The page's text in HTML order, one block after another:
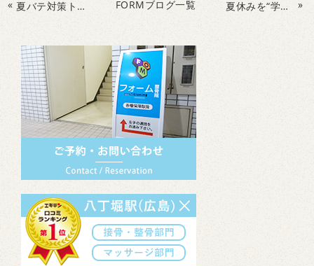
« 夏バテ対策トレーニング！ FORMブログ一覧 夏休みを“学びのチャンス”に変える！見る×脳×体を育てるパーソナルトレーニング »